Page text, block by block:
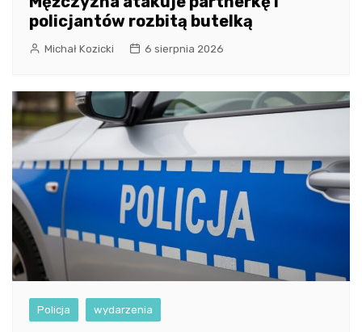
policjantów rozbitą butelką
Michał Kozicki 6 sierpnia 2026
Policja wydarzenia